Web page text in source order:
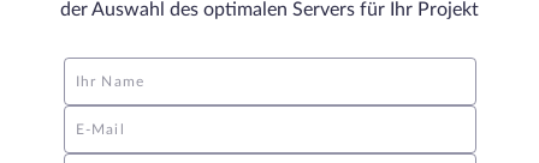
der Auswahl des optimalen Servers für Ihr Projekt
Ihr Name
E-Mail